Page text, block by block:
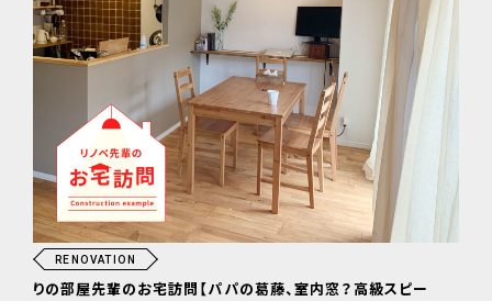
RENOVATION
りの部屋先輩のお宅訪問【パパの葛藤、室内窓？高級スピー